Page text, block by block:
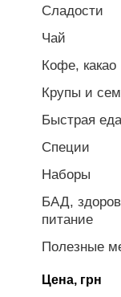
Сладости
Чай
Кофе, какао
Крупы и
Быстрая еда
Специи
Наборы
БАД,
питание
Полезные
Цена, грн